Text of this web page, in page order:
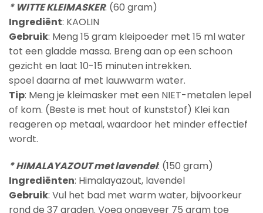
* WITTE KLEIMASKER: (60 gram)
Ingrediënt: KAOLIN
Gebruik: Meng 15 gram kleipoeder met 15 ml water
tot een gladde massa. Breng aan op een schoon
gezicht en laat 10-15 minuten intrekken.
spoel daarna af met lauwwarm water.
Tip: Meng je kleimasker met een NIET-metalen lepel
of kom. (Beste is met hout of kunststof) Klei kan
reageren op metaal, waardoor het minder effectief
wordt.
* HIMALAYAZOUT met lavendel: (150 gram)
Ingrediënten: Himalayazout, lavendel
Gebruik: Vul het bad met warm water, bijvoorkeur
rond de 37 graden. Voeg ongeveer 75 gram toe